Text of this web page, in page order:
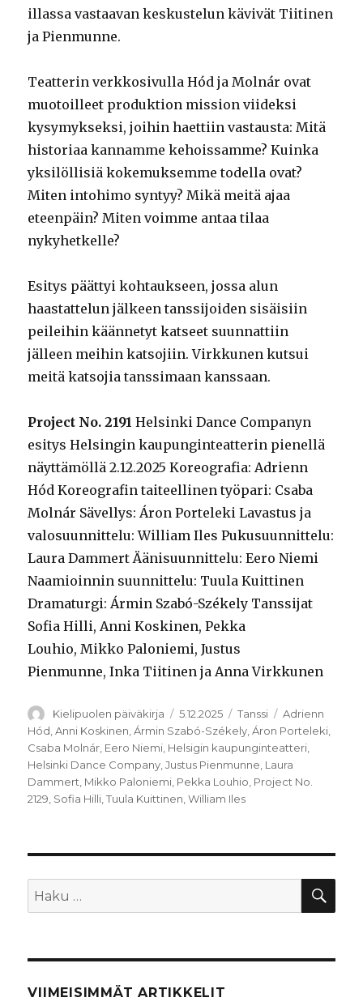
illassa vastaavan keskustelun kävivät Tiitinen
ja Pienmunne.
Teatterin verkkosivulla Hód ja Molnár ovat
muotoilleet produktion mission viideksi
kysymykseksi, joihin haettiin vastausta: Mitä
historiaa kannamme kehoissamme? Kuinka
yksilöllisiä kokemuksemme todella ovat?
Miten intohimo syntyy? Mikä meitä ajaa
eteenpäin? Miten voimme antaa tilaa
nykyhetkelle?
Esitys päättyi kohtaukseen, jossa alun
haastattelun jälkeen tanssijoiden sisäisiin
peileihin käännetyt katseet suunnattiin
jälleen meihin katsojiin. Virkkunen kutsui
meitä katsojia tanssimaan kanssaan.
Project No. 2191 Helsinki Dance Companyn
esitys Helsingin kaupunginteatterin pienellä
näyttämöllä 2.12.2025 Koreografia: Adrienn
Hód Koreografin taiteellinen työpari: Csaba
Molnár Sävellys: Áron Porteleki Lavastus ja
valosuunnittelu: William Iles Pukusuunnittelu:
Laura Dammert Äänisuunnittelu: Eero Niemi
Naamioinnin suunnittelu: Tuula Kuittinen
Dramaturgi: Ármin Szabó-Székely Tanssijat
Sofia Hilli, Anni Koskinen, Pekka
Louhio, Mikko Paloniemi, Justus
Pienmunne, Inka Tiitinen ja Anna Virkkunen
Kirjoittaja
Kielipuolen päiväkirja Julkaistu
5.12.2025 Kategoriat
Tanssi Avainsanat
Adrienn
Hód ,Anni Koskinen ,Ármin Szabó-Székely ,Áron Porteleki
Csaba Molnár Eero Niemi Helsigin kaupunginteatteri
Helsinki Dance Company ,Justus Pienmunne Laura
Dammert Mikko Paloniemi Pekka Louhio Project No.
2129 Sofia Hilli ,Tuula Kuittinen ,William Iles
Etsi:
VIIMEISIMMÄT ARTIKKELIT